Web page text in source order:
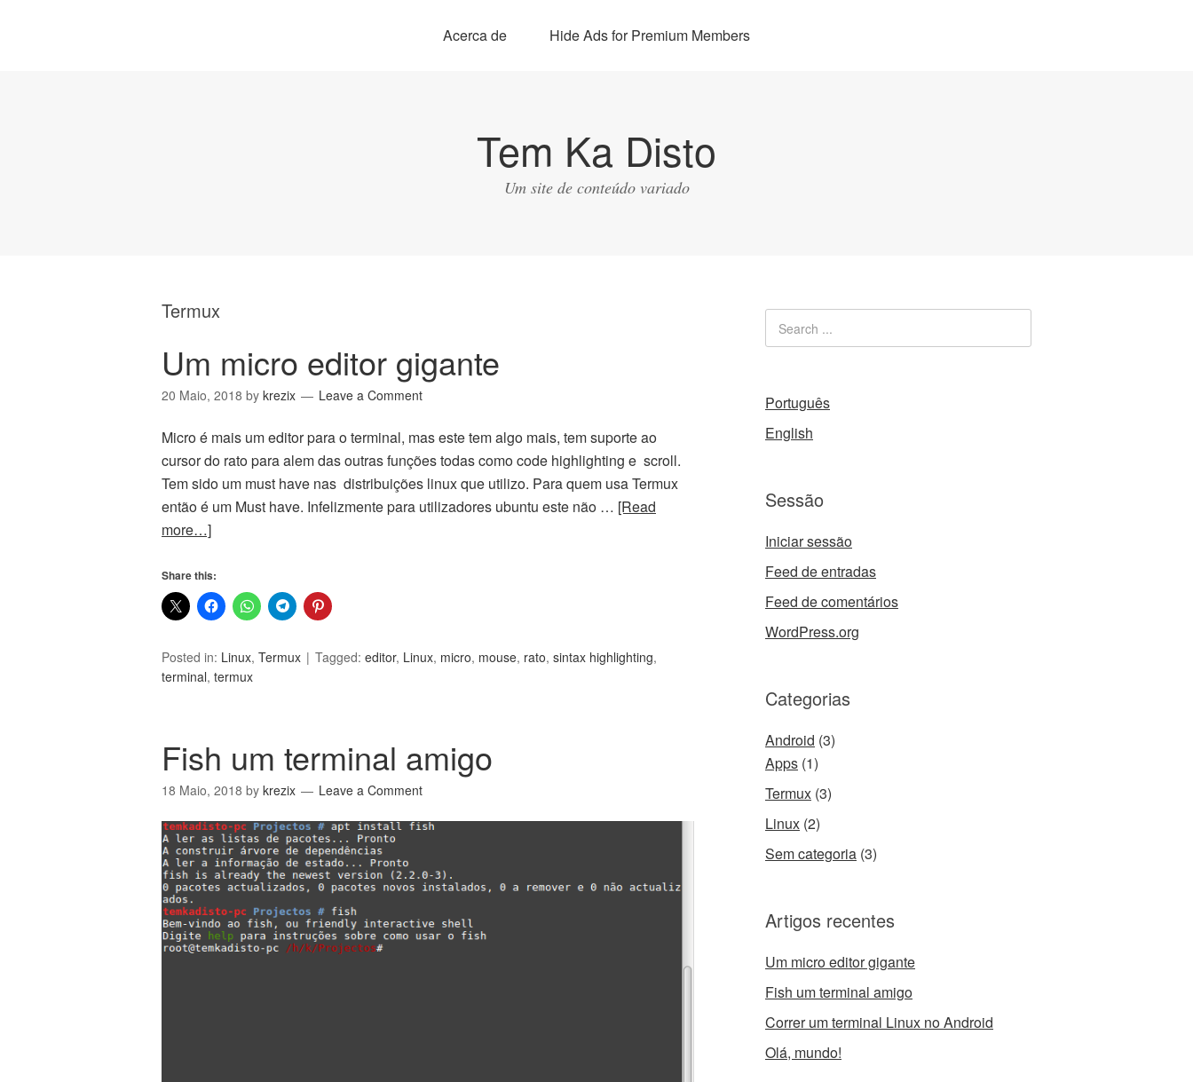
Acerca de Hide Ads for Premium Members
Tem Ka Disto
Um site de conteúdo variado
Termux
Um micro editor gigante
20 Maio, 2018 by krezix Leave a Comment
Micro é mais um editor para o terminal, mas este tem algo mais, tem suporte ao
cursor do rato para alem das outras funções todas como code highlighting e scroll.
Tem sido um must have nas distribuições linux que utilizo. Para quem usa Termux
então é um Must have. Infelizmente para utilizadores ubuntu este não … [Read
more…]
Share this:
Posted in: Linux, Termux Tagged: editor, Linux, micro, mouse, rato, sintax highlighting,
terminal, termux
Fish um terminal amigo
18 Maio, 2018 by krezix Leave a Comment
Português
English
Sessão
Iniciar sessão
Feed de entradas
Feed de comentários
WordPress.org
Categorias
Android (3)
Apps (1)
Termux (3)
Linux (2)
Sem categoria (3)
Artigos recentes
Um micro editor gigante
Fish um terminal amigo
Correr um terminal Linux no Android
Olá, mundo!